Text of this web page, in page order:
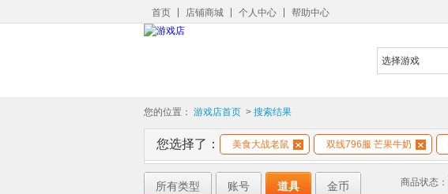
首页 店铺商城 个人中心 帮助中心
选择游戏
您的位置： 游戏店首页 > 搜索结果
您选择了： 美食大战老鼠 双线796服 芒果牛奶
所有类型 账号 道具 金币 商品状态：